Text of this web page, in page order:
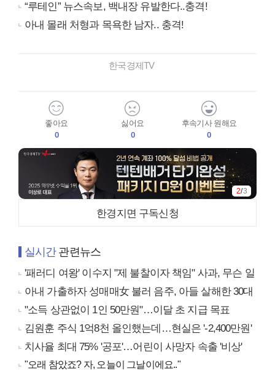
“루테인” 뉴스속보, 백내장 유발한다..충격!
아내 몰래 처형과 목욕한 남자.. 충격!
한국경제TV
좋아요
0
싫어요
0
후속기사 원해요
0
2/3
한경지면 구독신청
실시간관련뉴스
'패러디 여왕' 이수지 "제 불찰이자 책임" 사과, 무슨 일
아내 가출하자 성매매女 불러 음주, 아들 살해한 30대
"소득 상관없이 1인 50만원"…이달 초 지급 목표
김원훈 주식 1억8천 올인했는데…현실은 '-2,400만원'
치사율 최대 75% '공포'…어린이 사망자 속출 '비상'
"오래 참았죠? 자, 오늘이 그날이에요.."